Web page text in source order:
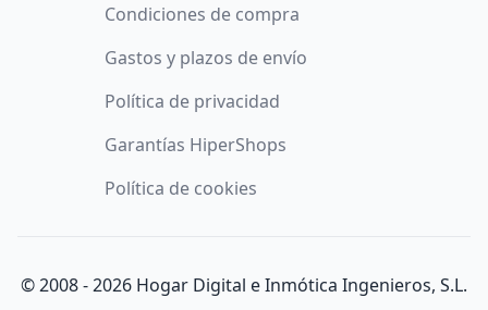
Condiciones de compra
Gastos y plazos de envío
Política de privacidad
Garantías HiperShops
Política de cookies
© 2008 -2026 Hogar Digital e Inmótica Ingenieros, S.L.